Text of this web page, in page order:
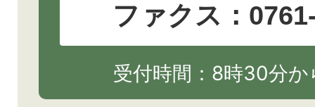
ファクス：
受付時間：8時30分